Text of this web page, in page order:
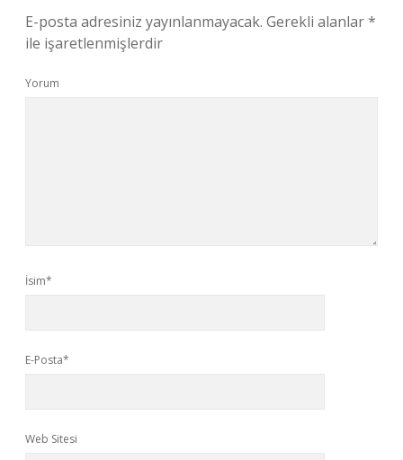
E-posta adresiniz yayınlanmayacak. Gerekli alanlar*
ile işaretlenmişlerdir
Yorum
İsim*
E-Posta*
Web Sitesi